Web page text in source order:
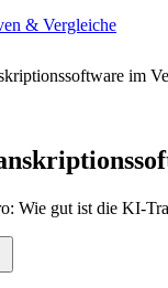
& Vergleiche
im
Wie gut ist die KI-